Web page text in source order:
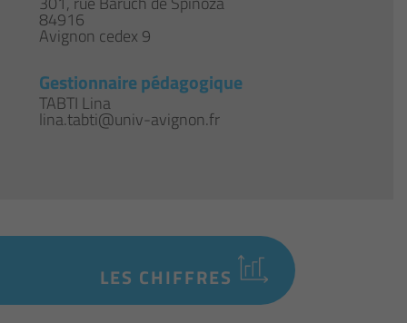
84916
Avignon cedex 9
Gestionnaire pédagogique
TABTI Lina
lina.tabti@univ-avignon.fr
LES CHIFFRES